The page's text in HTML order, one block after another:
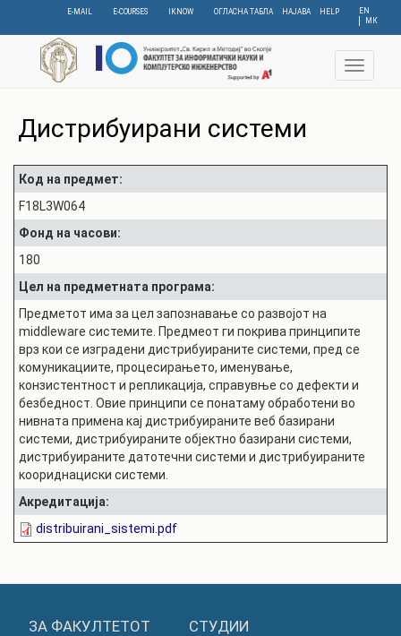
content
EN
МК
E-MAIL E-COURSES IKNOW ОГЛАСНА ТАБЛА НАЈАВА HELP
Toggle
Дистрибуирани системи
Код на предмет:
F18L3W064
Фонд на часови:
180
Цел на предметната програма:
Предметот има за цел запознавање со развојот на
middleware системите. Предмеот ги покрива принципите
врз кои се изградени дистрибуираните системи, пред се
комуникациите, процесирањето, именување,
конзистентност и репликација, справувње со дефекти и
безбедност. Овие принципи се понатаму обработени во
нивната примена кај дистрибуираните веб базирани
системи, дистрибуираните објектно базирани системи,
дистрибуираните датотечни системи и дистрибуираните
коориднациски системи.
Акредитација:
distribuirani_sistemi.pdf
ЗА ФАКУЛТЕТОТ СТУДИИ